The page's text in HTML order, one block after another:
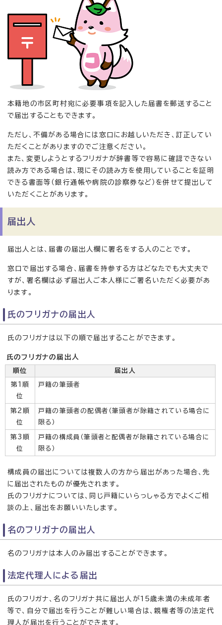
本籍地の市区町村宛に必要事項を記入した届書を郵送すること
で届出することもできます。
ただし、不備がある場合には窓口にお越しいただき、訂正してい
ただくことがありますのでご注意ください。
また、変更しようとするフリガナが辞書等で容易に確認できない
読み方である場合は、現にその読み方を使用していることを証明
できる書面等（銀行通帳や病院の診察券など）を併せて提出して
いただくことがあります。
届出人
届出人とは、届書の届出人欄に署名をする人のことです。
窓口で届出する場合、届書を持参する方はどなたでも大丈夫で
すが、署名欄は必ず届出人ご本人様にご署名いただく必要があ
ります。
氏のフリガナの届出人
氏のフリガナは以下の順で届出することができます。
氏のフリガナの届出人
順位 届出人
第1順
位
戸籍の筆頭者
第2順
位
戸籍の筆頭者の配偶者（筆頭者が除籍されている場合に
限る）
第3順
位
戸籍の構成員（筆頭者と配偶者が除籍されている場合に
限る）
構成員の届出については複数人の方から届出があった場合、先
に届出されたものが優先されます。
氏のフリガナについては、同じ戸籍にいらっしゃる方でよくご相
談の上、届出をお願いいたします。
名のフリガナの届出人
名のフリガナは本人のみ届出することができます。
法定代理人による届出
氏のフリガナ、名のフリガナ共に届出人が15歳未満の未成年者
等で、自分で届出を行うことが難しい場合は、親権者等の法定代
理人が届出を行うことができます。